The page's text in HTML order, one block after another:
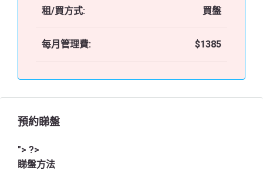
租/買方式: 買盤
每月管理費: $1385
預約睇盤
"> ?>
睇盤方法